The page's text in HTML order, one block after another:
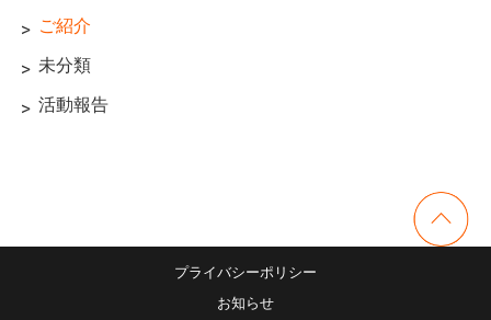
ご紹介
未分類
活動報告
プライバシーポリシー
お知らせ